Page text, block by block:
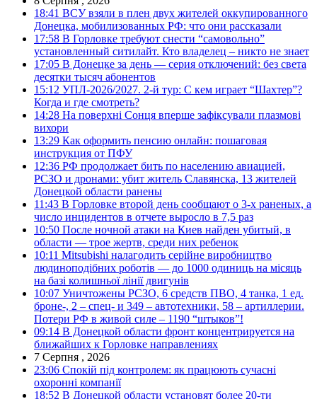
18:41 ВСУ взяли в плен двух жителей оккупированного
Донецка, мобилизованных РФ: что они рассказали
17:58 В Горловке требуют снести “самовольно”
установленный ситилайт. Кто владелец – никто не знает
17:05 В Донецке за день — серия отключений: без света
десятки тысяч абонентов
15:12 УПЛ-2026/2027. 2-й тур: С кем играет “Шахтер”?
Когда и где смотреть?
14:28 На поверхні Сонця вперше зафіксували плазмові
вихори
13:29 Как оформить пенсию онлайн: пошаговая
инструкция от ПФУ
12:36 РФ продолжает бить по населению авиацией,
РСЗО и дронами: убит житель Славянска, 13 жителей
Донецкой области ранены
11:43 В Горловке второй день сообщают о 3-х раненых, а
число инцидентов в отчете выросло в 7,5 раз
10:50 После ночной атаки на Киев найден убитый, в
области — трое жертв, среди них ребенок
10:11 Mitsubishi налагодить серійне виробництво
людиноподібних роботів — до 1000 одиниць на місяць
на базі колишньої лінії двигунів
10:07 Уничтожены РСЗО, 6 средств ПВО, 4 танка, 1 ед.
броне-, 2 – спец- и 349 – автотехники, 58 – артиллерии.
Потери РФ в живой силе – 1190 “штыков”!
09:14 В Донецкой области фронт концентрируется на
ближайших к Горловке направлениях
7 Серпня , 2026
23:06 Спокій під контролем: як працюють сучасні
охоронні компанії
18:52 В Донецкой области установят более 20-ти